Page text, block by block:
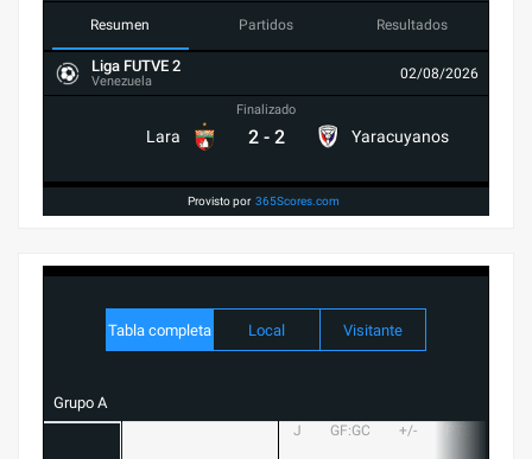
Resumen Partidos Resultados
Liga FUTVE 2
Venezuela 02/08/2026
Lara
Finalizado
2 - 2 Yaracuyanos
Provisto por 365Scores.com
Tabla completa Local Visitante
Grupo A
J GF:GC +/-